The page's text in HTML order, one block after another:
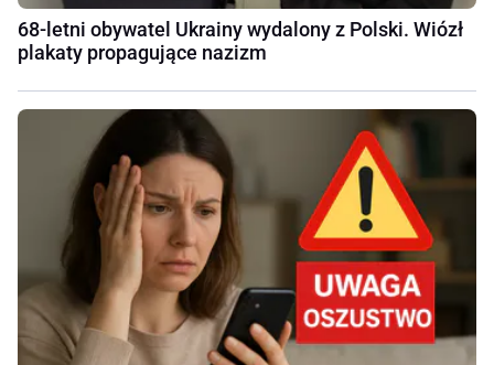
68-letni obywatel Ukrainy wydalony z Polski. Wiózł
plakaty propagujące nazizm